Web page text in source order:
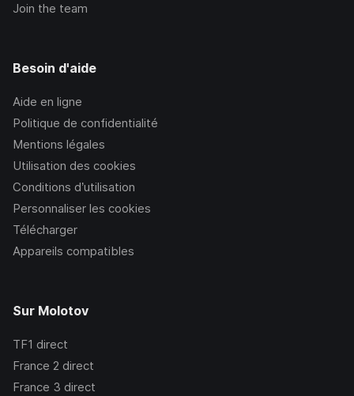
Join the team
Besoin d'aide
Aide en ligne
Politique de confidentialité
Mentions légales
Utilisation des cookies
Conditions d’utilisation
Personnaliser les cookies
Télécharger
Appareils compatibles
Sur Molotov
TF1 direct
France 2 direct
France 3 direct